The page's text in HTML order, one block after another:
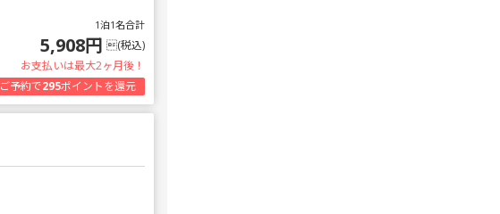
1泊1名合計
5,908円 (税込)
お支払いは最大2ヶ月後！
ご予約で295ポイントを還元